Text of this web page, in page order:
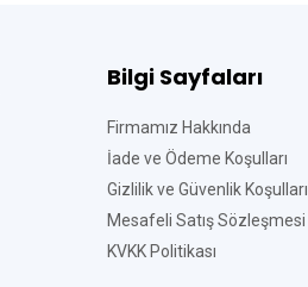
Bilgi Sayfaları
Firmamız Hakkında
İade ve Ödeme Koşulları
Gizlilik ve Güvenlik Koşulları
Mesafeli Satış Sözleşmesi
KVKK Politikası